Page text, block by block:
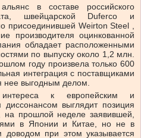
в составе российского
швейцарской Duferco и
присоединившей Weirton Steel ,
производителя оцинкованной
обладает расположенными
по выпуску около 1,2 млн.
году произвела только 600
интеграция с поставщиками
нее выгодным делом.
к европейским и
диссонансом выглядит позиция
на прошлой неделе заявившей,
в Японии и Китае, но не в
при этом указывается